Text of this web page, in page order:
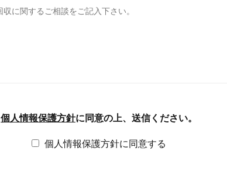
個人情報保護方針に同意の上、送信ください。
個人情報保護方針に同意する